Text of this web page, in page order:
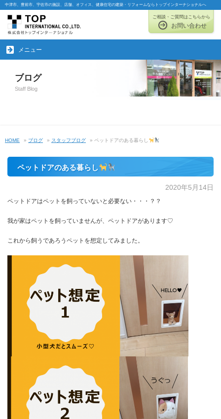
中津市、豊前市、宇佐市の施設、店舗、オフィス、健康住宅の建築・リフォームならトップインターナショナルへ
ご相談・ご質問はこちらから
お問い合わせ
メニュー
ブログ
Staff Blog
HOME » ブログ » スタッフブログ » ペットドアのある暮らし
ペットドアのある暮らし
2020年5月14日
ペットドアはペットを飼っていないと必要ない・・・？？
我が家はペットを飼っていませんが、ペットドアがあります♡
これから飼うであろうペットを想定してみました。